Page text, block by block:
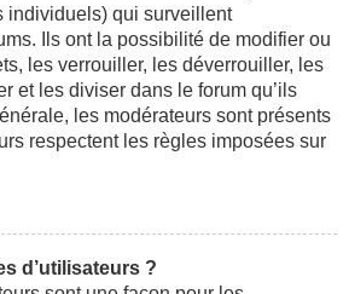
individuels) qui surveillent
Ils ont la possibilité de modifier ou
les verrouiller, les déverrouiller, les
et les diviser dans le forum qu’ils
les modérateurs sont présents
respectent les règles imposées sur
d’utilisateurs ?